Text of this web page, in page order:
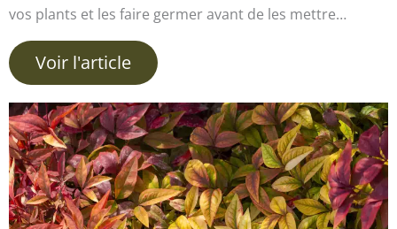
vos plants et les faire germer avant de les mettre…
Voir l'article